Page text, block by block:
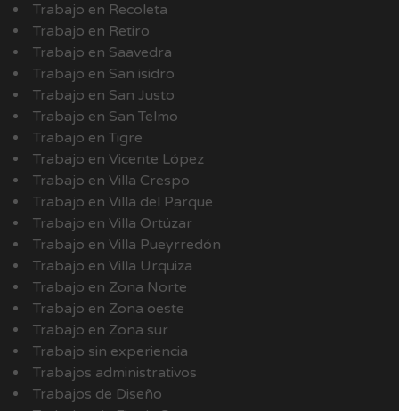
Trabajo en Recoleta
Trabajo en Retiro
Trabajo en Saavedra
Trabajo en San isidro
Trabajo en San Justo
Trabajo en San Telmo
Trabajo en Tigre
Trabajo en Vicente López
Trabajo en Villa Crespo
Trabajo en Villa del Parque
Trabajo en Villa Ortúzar
Trabajo en Villa Pueyrredón
Trabajo en Villa Urquiza
Trabajo en Zona Norte
Trabajo en Zona oeste
Trabajo en Zona sur
Trabajo sin experiencia
Trabajos administrativos
Trabajos de Diseño